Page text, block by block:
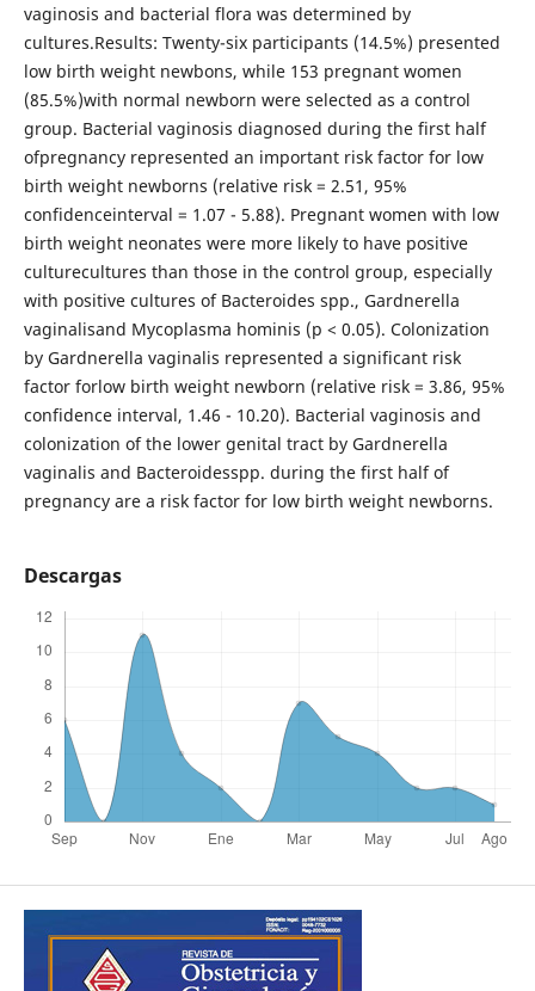
vaginosis and bacterial flora was determined by
cultures.Results: Twenty-six participants (14.5%) presented
low birth weight newbons, while 153 pregnant women
(85.5%)with normal newborn were selected as a control
group. Bacterial vaginosis diagnosed during the first half
ofpregnancy represented an important risk factor for low
birth weight newborns (relative risk = 2.51, 95%
confidenceinterval = 1.07 - 5.88). Pregnant women with low
birth weight neonates were more likely to have positive
culturecultures than those in the control group, especially
with positive cultures of Bacteroides spp., Gardnerella
vaginalisand Mycoplasma hominis (p < 0.05). Colonization
by Gardnerella vaginalis represented a significant risk
factor forlow birth weight newborn (relative risk = 3.86, 95%
confidence interval, 1.46 - 10.20). Bacterial vaginosis and
colonization of the lower genital tract by Gardnerella
vaginalis and Bacteroidesspp. during the first half of
pregnancy are a risk factor for low birth weight newborns.
Descargas